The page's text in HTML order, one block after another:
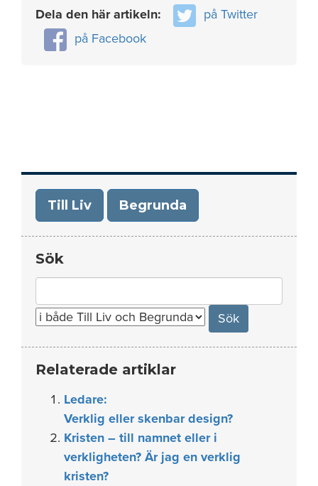
Dela den här artikeln:
på Twitter
på Facebook
Till Liv Begrunda
Sök
for:
Relaterade artiklar
Ledare:
Verklig eller skenbar design?
Kristen – till namnet eller i
verkligheten? Är jag en verklig
kristen?